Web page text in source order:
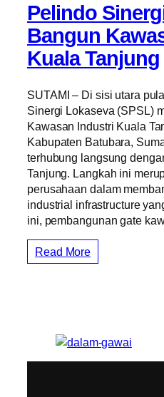
Pelindo
Bangun
Kuala Tanjung
SUTAMI – Di sisi utara
Sinergi Lokaseva (SPSL)
Kawasan Industri Kuala
Kabupaten Batubara,
terhubung langsung
Tanjung. Langkah ini
perusahaan dalam
industrial infrastructure
ini, pembangunan gate
Read More